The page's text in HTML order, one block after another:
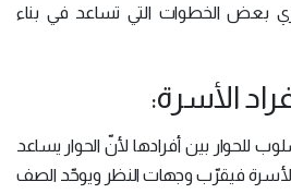
بعض الخطوات التي تساعد في بناء
للحوار بين أفرادها لأنّ الحوار يساعد
الأسرة فيقرّب وجهات النظر ويوحّد الصف